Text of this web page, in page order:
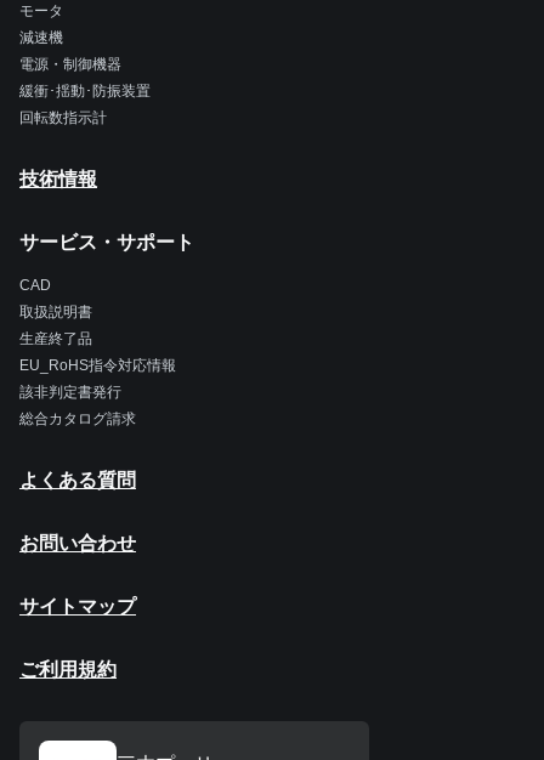
モータ
減速機
電源・制御機器
緩衝･揺動･防振装置
回転数指示計
技術情報
サービス・サポート
CAD
取扱説明書
生産終了品
EU_RoHS指令対応情報
該非判定書発行
総合カタログ請求
よくある質問
お問い合わせ
サイトマップ
ご利用規約